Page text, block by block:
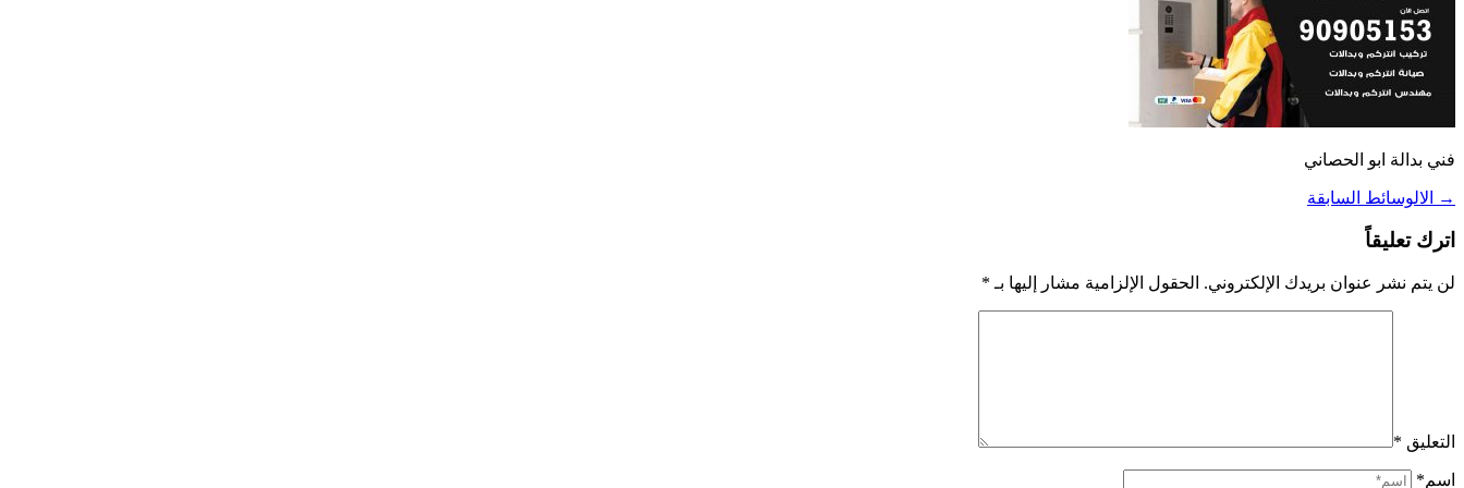
فني بدالة ابو الحصاني
→ الالوسائط السابقة
اترك تعليقاً
لن يتم نشر عنوان بريدك الإلكتروني. الحقول الإلزامية مشار إليها بـ *
التعليق *
اسم*